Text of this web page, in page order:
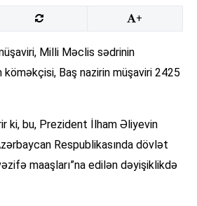
+
Milli Məclis sədrinin
köməkçisi, Baş nazirin müşaviri 2425
ki, bu, Prezident İlham Əliyevin
Respublikasında dövlət
maaşları”na edilən dəyişiklikdə